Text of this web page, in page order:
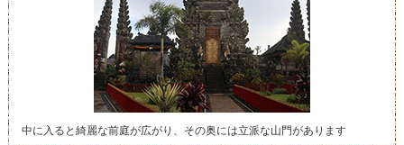
中に入ると綺麗な前庭が広がり、その奥には立派な山門があります